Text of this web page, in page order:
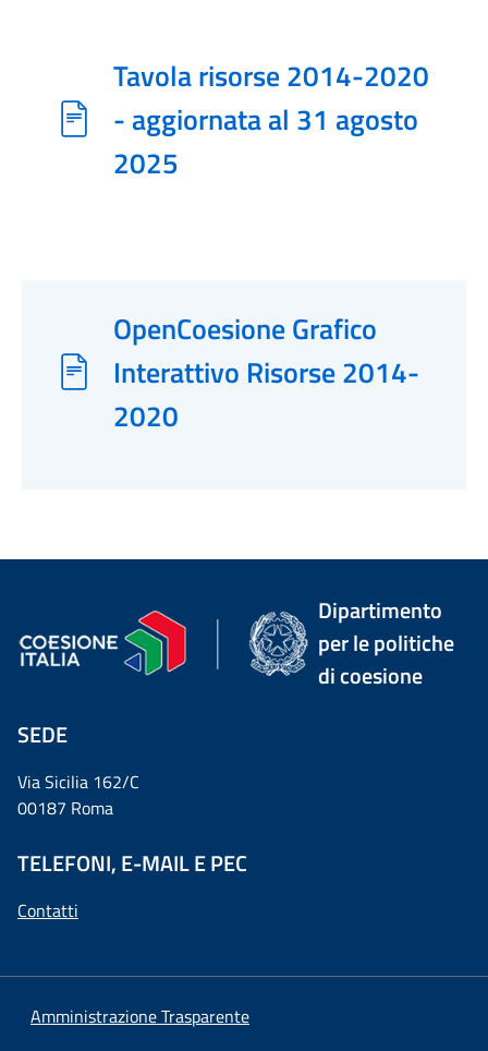
Tavola risorse 2014-2020
- aggiornata al 31 agosto
2025
OpenCoesione Grafico
Interattivo Risorse 2014-
2020
Dipartimento
per le politiche
di coesione
SEDE
Via Sicilia 162/C
00187 Roma
TELEFONI, E-MAIL E PEC
Contatti
Amministrazione Trasparente